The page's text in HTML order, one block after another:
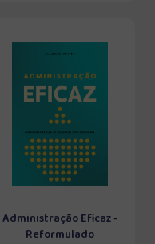
Administração Eficaz -
Reformulado